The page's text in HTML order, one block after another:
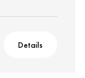
Details